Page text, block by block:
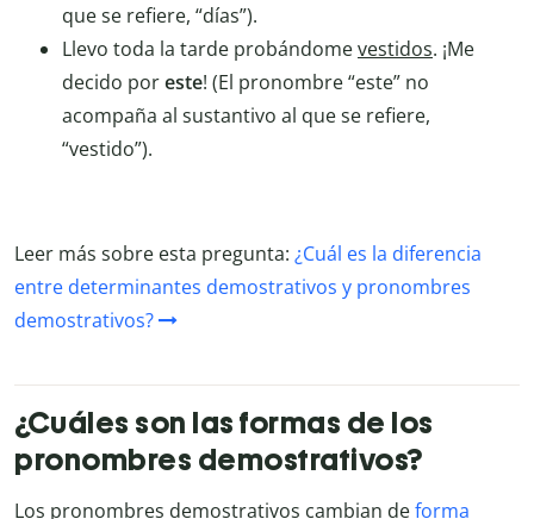
que se refiere, “días”).
Llevo toda la tarde probándomevestidos. ¡Me
decido poreste! (El pronombre “este” no
acompaña al sustantivo al que se refiere,
“vestido”).
Leer más sobre esta pregunta: ¿Cuál es la diferencia
entre determinantes demostrativos y pronombres
demostrativos?
¿Cuáles son las formas de los
pronombres demostrativos?
Los pronombres demostrativos cambian deforma